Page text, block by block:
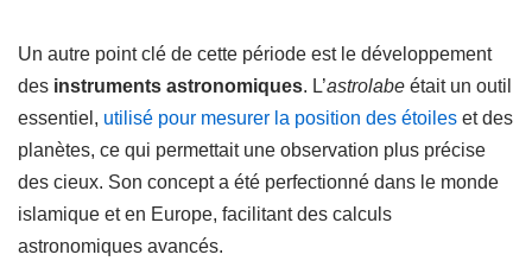
Un autre point clé de cette période est le développement
des instruments astronomiques. L’astrolabe était un outil
essentiel, utilisé pour mesurer la position des étoiles et des
planètes, ce qui permettait une observation plus précise
des cieux. Son concept a été perfectionné dans le monde
islamique et en Europe, facilitant des calculs
astronomiques avancés.